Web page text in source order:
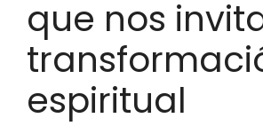
que nos
espiritual